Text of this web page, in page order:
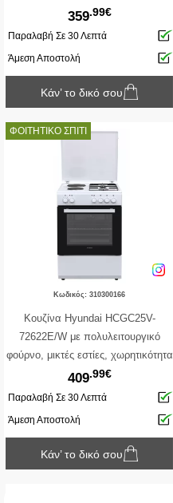
5 διαφορετικές εντάσεις φωτιάς και
ενεργειακή κλάση Α
359.99€
Παραλαβή Σε 30 Λεπτά
Άμεση Αποστολή
Κάν’ το δικό σου
ΦΟΙΤΗΤΙΚΟ ΣΠΙΤΙ
Κωδικός: 310300166
Κουζίνα Hyundai HCGC25V-
72622E/W με πολυλειτουργικό
φούρνο, μικτές εστίες, χωρητικότητα
φούρνου 65L, 9 λειτουργίες
ψησίματος και ενεργειακή κλάση Α
409.99€
Παραλαβή Σε 30 Λεπτά
Άμεση Αποστολή
Κάν’ το δικό σου